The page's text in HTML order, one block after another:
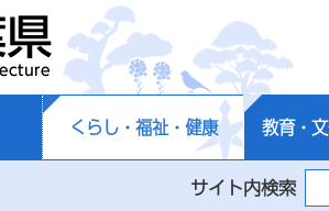
千葉県
くらし・福祉・健康 教育・
サイト内検索